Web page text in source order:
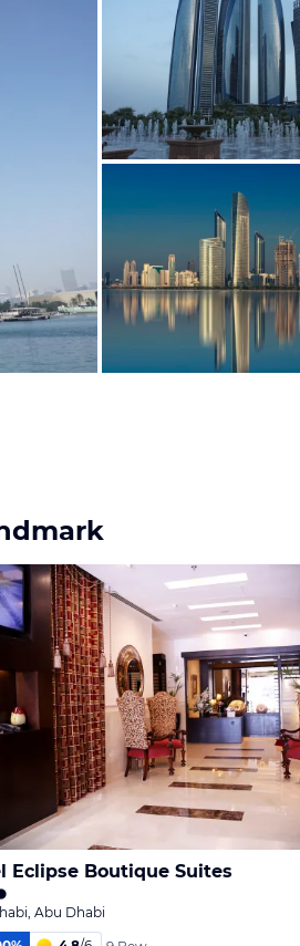
von Anika
Eclipse Boutique Suites
Abu Dhabi